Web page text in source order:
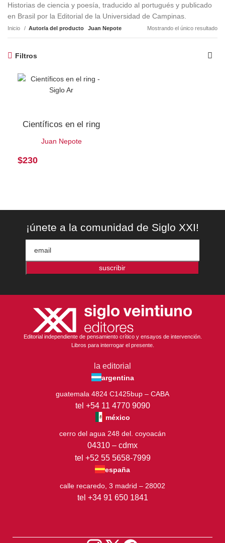
Historias de ciencia y poesía, traducido al portugués y publicado
en Brasil por la Editorial de la Universidad de Campinas.
Inicio Autor/a del producto Juan Nepote Mostrando el único resultado
Filtros
Científicos en el ring
Juan Nepote
$230
¡únete a la comunidad de Siglo XXI!
suscribir
Editorial independiente de pensamiento crítico y ensayos de intervención.
Libros para interrogar el presente.
la editorial
argentina
guatemala 4824 C1425bup – CABA
tel +54 11 4770 9090
méxico
cerro del agua 248 del. coyoacán
04310 – cdmx
tel +52 55 5658-7999
españa
calle recaredo, 3 madrid – 28002
tel +34 91 650 1841